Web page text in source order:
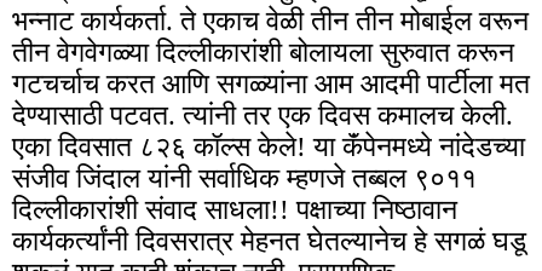
भन्नाट कार्यकर्ता. ते एकाच वेळी तीन तीन मोबाईल वरून
तीन वेगवेगळ्या दिल्लीकारांशी बोलायला सुरुवात करून
गटचर्चाच करत आणि सगळ्यांना आम आदमी पार्टीला मत
देण्यासाठी पटवत. त्यांनी तर एक दिवस कमालच केली.
एका दिवसात ८२६ कॉल्स केले! या कॅंपेनमध्ये नांदेडच्या
संजीव जिंदाल यांनी सर्वाधिक म्हणजे तब्बल ९०११
दिल्लीकारांशी संवाद साधला!! पक्षाच्या निष्ठावान
कार्यकर्त्यांनी दिवसरात्र मेहनत घेतल्यानेच हे सगळं घडू